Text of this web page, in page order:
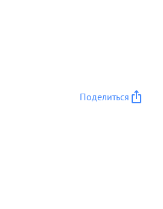
и поразил ее. При этом
выполнены. При этом им
артиллерии и подавил
Поделиться